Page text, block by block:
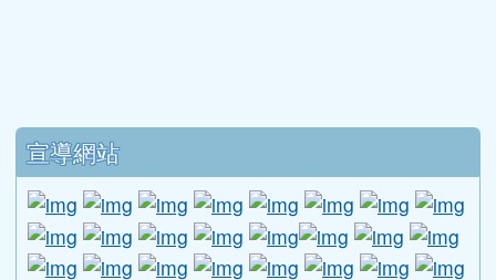
下中區域內容
宣導網站
link to http://www.guide.edu.tw/
link to http://www.csptc.gov.tw/ \
link to http://enc.moe.edu.tw/ \
link to https://link to https://link to https://
link to
link to http://edufund.cyut.edu.tw \
link to http://link to https://www.ptskids.tw/ \
link to http://
link to http://link to http://
link to
link to http://1950.tycg.gov.tw/ \
link to http://www.e-quit.org/ \
link to http://www.hpa.gov.tw/
link to http://link to http://goo.gl/
link to http://
link to